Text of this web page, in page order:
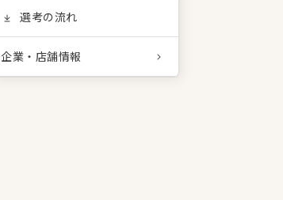
選考の流れ
企業・店舗情報